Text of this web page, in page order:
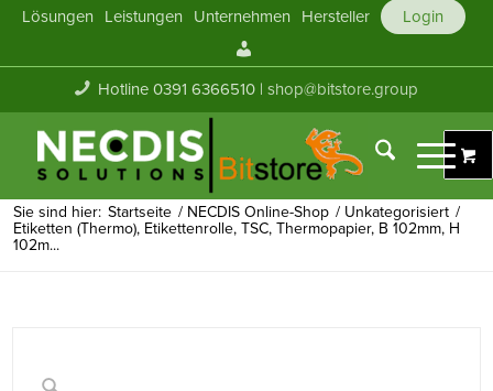
Lösungen Leistungen Unternehmen Hersteller
Login
Konto
Hotline 0391 6366510 |shop@bitstore.group
Sie sind hier: Startseite / NECDIS Online-Shop / Unkategorisiert /
Etiketten (Thermo), Etikettenrolle, TSC, Thermopapier, B 102mm, H
102m...